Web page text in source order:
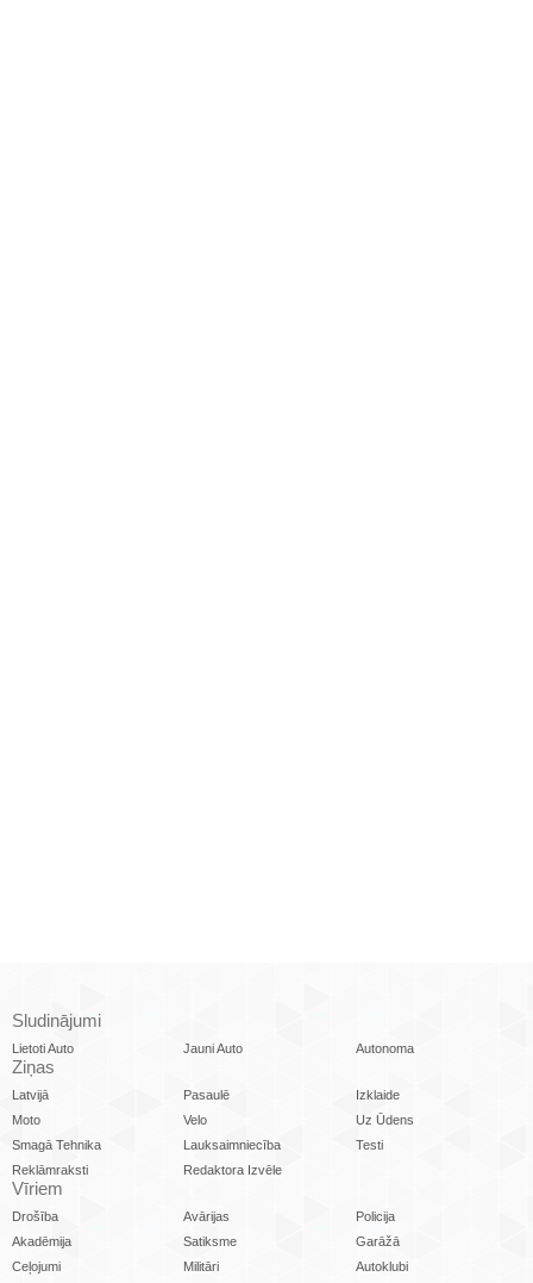
Sludinājumi
Lietoti Auto Jauni Auto Autonoma
Ziņas
Latvijā Pasaulē
Izklaide
Moto
Velo
Uz Ūdens
Smagā Tehnika
Lauksaimniecība
Testi
Reklāmraksti
Redaktora Izvēle
Vīriem
Drošība Avārijas
Policija
Akadēmija
Satiksme
Garāžā
Ceļojumi
Militāri
Autoklubi